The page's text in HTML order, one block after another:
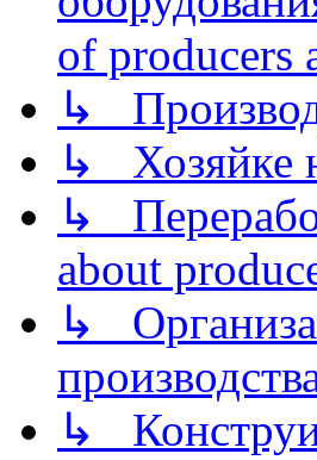
of producers
↳
↳ Хозяйке
↳
about
↳
↳